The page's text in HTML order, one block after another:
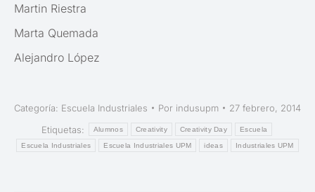
Martin Riestra
Marta Quemada
Alejandro López
Categoría: Escuela Industriales Por indusupm
27 febrero, 2014
Etiquetas:
Alumnos Creativity Creativity Day Escuela
Escuela Industriales Escuela Industriales UPM ideas Industriales UPM